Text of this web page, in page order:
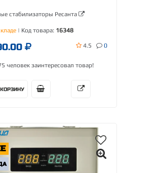
стабилизаторы Ресанта
| Код товара: 16348
4.5 0
человек заинтересовал товар!
КОРЗИНУ